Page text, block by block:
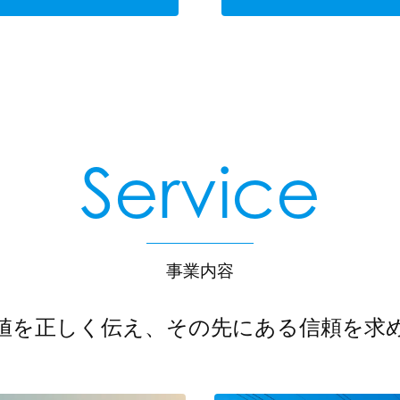
Service
事業内容
を正しく伝え、 その先にある信頼を求